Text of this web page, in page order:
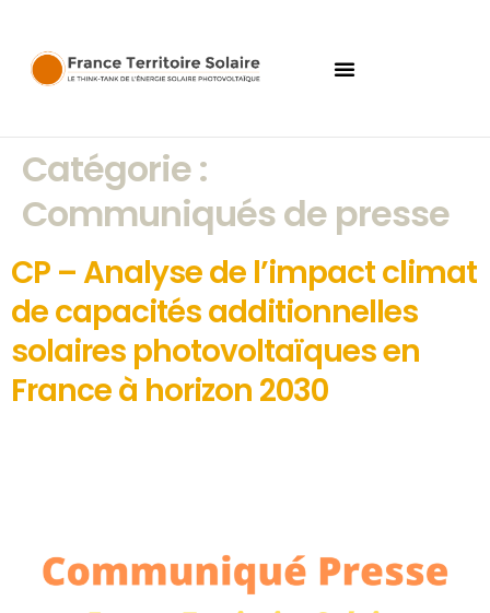
Catégorie :
Communiqués de presse
CP – Analyse de l’impact climat
de capacités additionnelles
solaires photovoltaïques en
France à horizon 2030